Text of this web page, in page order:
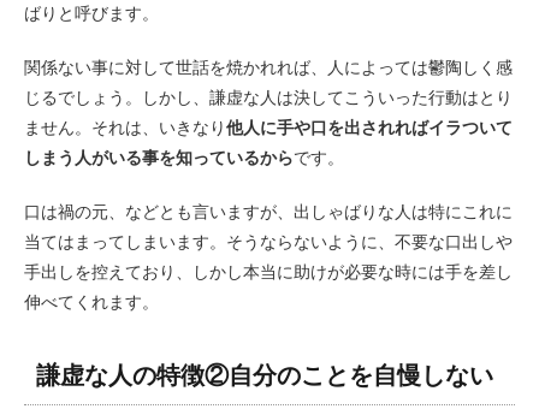
ばりと呼びます。
関係ない事に対して世話を焼かれれば、人によっては鬱陶しく感
じるでしょう。しかし、謙虚な人は決してこういった行動はとり
ません。それは、いきなり他人に手や口を出されればイラついて
しまう人がいる事を知っているからです。
口は禍の元、などとも言いますが、出しゃばりな人は特にこれに
当てはまってしまいます。そうならないように、不要な口出しや
手出しを控えており、しかし本当に助けが必要な時には手を差し
伸べてくれます。
謙虚な人の特徴②自分のことを自慢しない